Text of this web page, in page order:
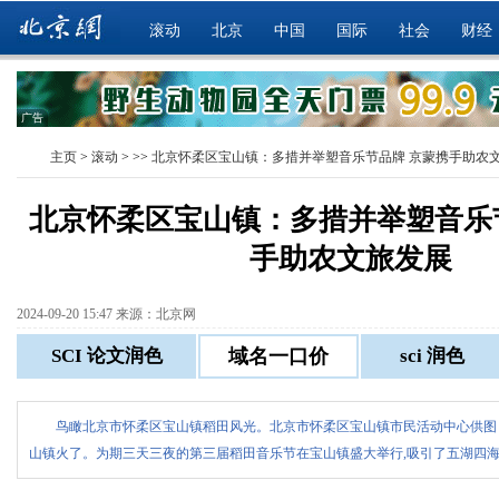
滚动 北京 中国 国际 社会 财经
广告
主页 > 滚动 > >> 北京怀柔区宝山镇：多措并举塑音乐节品牌 京蒙携手助农
北京怀柔区宝山镇：多措并举塑音
手助农文旅发展
2024-09-20 15:47 来源：北京网
鸟瞰北京市怀柔区宝山镇稻田风光。北京市怀柔区宝山镇市民活动中心供
山镇火了。为期三天三夜的第三届稻田音乐节在宝山镇盛大举行,吸引了五湖四海